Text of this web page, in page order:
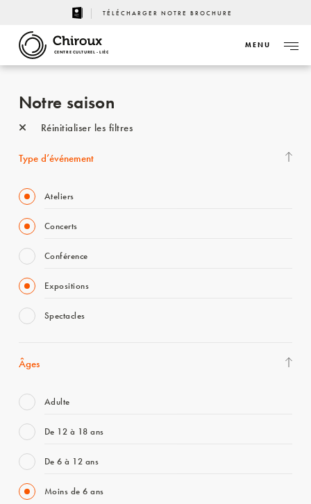
TÉLÉCHARGER NOTRE BROCHURE
CENTRE CULTUREL - LIÈGE
MENU
Notre saison
Réinitialiser les filtres
Type d’événement
Ateliers
Concerts
Conférence
Expositions
Spectacles
Âges
Adulte
De 12 à 18 ans
De 6 à 12 ans
Moins de 6 ans